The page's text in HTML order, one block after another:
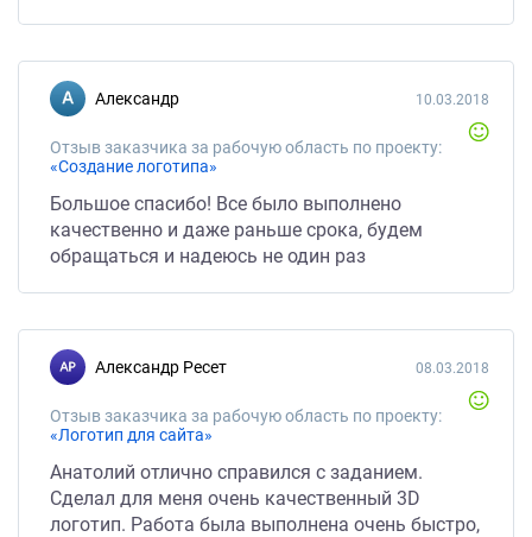
Александр
Отзыв заказчика за рабочую область по проекту:
«Создание логотипа»
10.03.2018
Большое спасибо! Все было выполнено
качественно и даже раньше срока, будем
обращаться и надеюсь не один раз
Александр Ресет
Отзыв заказчика за рабочую область по проекту:
«Логотип для сайта»
08.03.2018
Анатолий отлично справился с заданием.
Сделал для меня очень качественный 3D
логотип. Работа была выполнена очень быстро,